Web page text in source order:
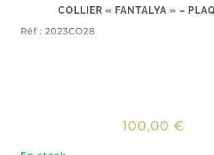
COLLIER « FANTALYA » –
Réf : 2023CO28
100,00 €